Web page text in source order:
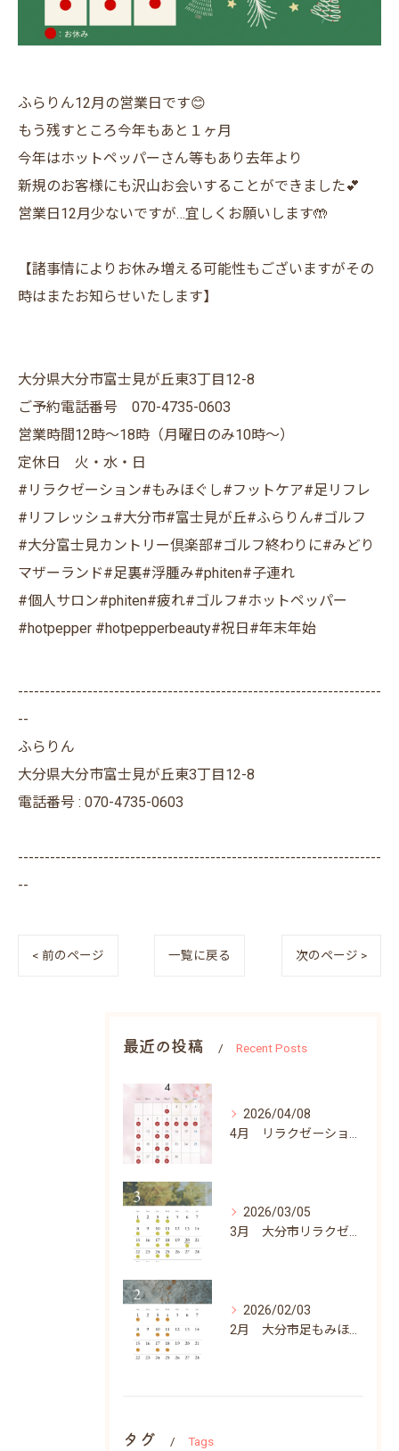
ふらりん12月の営業日です😊
もう残すところ今年もあと１ヶ月
今年はホットペッパーさん等もあり去年より
新規のお客様にも沢山お会いすることができました💕
営業日12月少ないですが…宜しくお願いします🤲
【諸事情によりお休み増える可能性もございますがその
時はまたお知らせいたします】
大分県大分市富士見が丘東3丁目12-8
ご予約電話番号 070-4735-0603
営業時間12時〜18時（月曜日のみ10時〜）
定休日 火・水・日
#リラクゼーション#もみほぐし#フットケア#足リフレ
#リフレッシュ#大分市#富士見が丘#ふらりん#ゴルフ
#大分富士見カントリー倶楽部#ゴルフ終わりに#みどり
マザーランド#足裏#浮腫み#phiten#子連れ
#個人サロン#phiten#疲れ#ゴルフ#ホットペッパー
#hotpepper #hotpepperbeauty#祝日#年末年始
--------------------------------------------------------------------
--
ふらりん
大分県大分市富士見が丘東3丁目12-8
電話番号 : 070-4735-0603
--------------------------------------------------------------------
--
< 前のページ 一覧に戻る 次のページ >
最近の投稿 Recent Posts
2026/04/08
2026/03/05
2026/02/03
タグ Tags